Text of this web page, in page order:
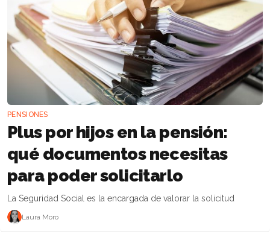
PENSIONES
Plus por hijos en la pensión:
qué documentos necesitas
para poder solicitarlo
La Seguridad Social es la encargada de valorar la solicitud
Laura Moro